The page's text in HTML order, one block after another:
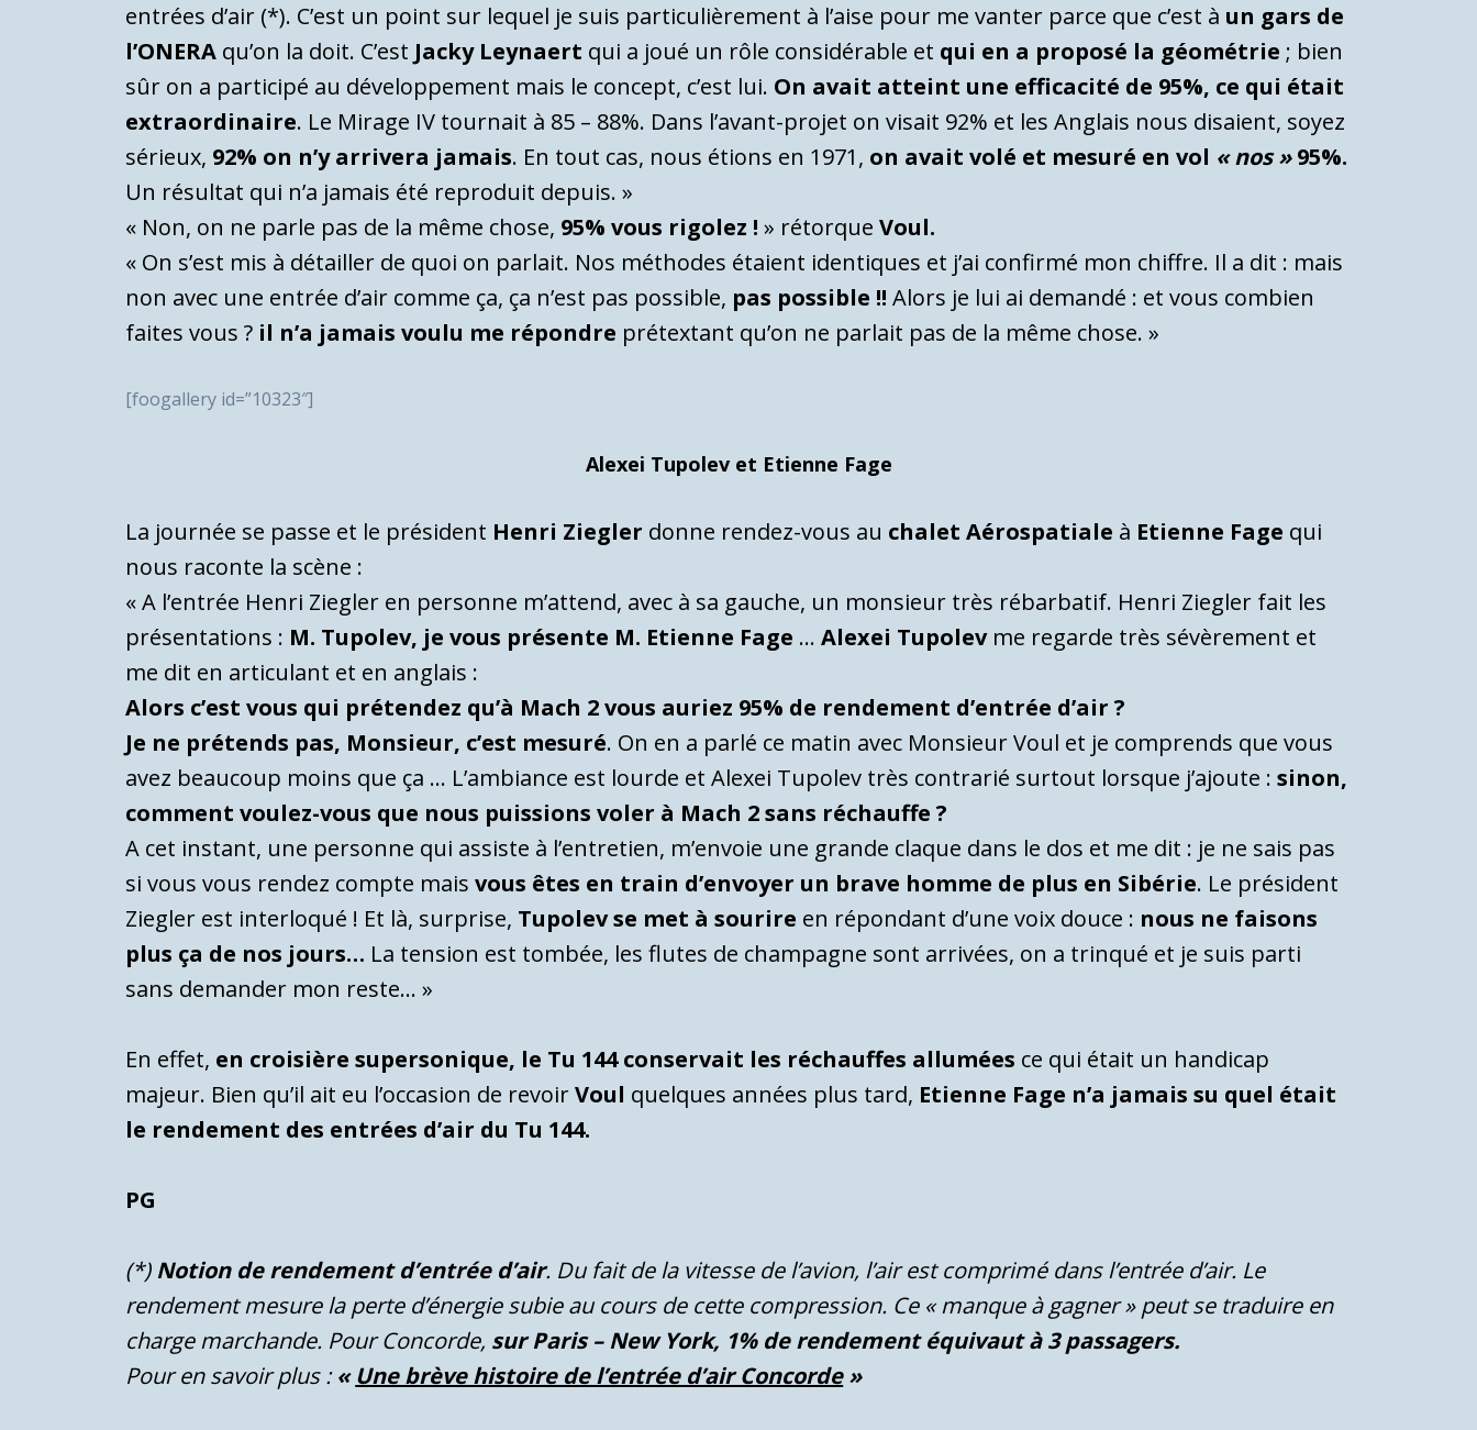
entrées d’air (*). C’est un point sur lequel je suis particulièrement à l’aise pour me vanter parce que c’est à un gars de
l’ONERA qu’on la doit. C’est Jacky Leynaert qui a joué un rôle considérable et qui en a proposé la géométrie ; bien
sûr on a participé au développement mais le concept, c’est lui. On avait atteint une efficacité de 95%, ce qui était
extraordinaire. Le Mirage IV tournait à 85 – 88%. Dans l’avant-projet on visait 92% et les Anglais nous disaient, soyez
sérieux, 92% on n’y arrivera jamais. En tout cas, nous étions en 1971, on avait volé et mesuré en vol « nos »95%.
Un résultat qui n’a jamais été reproduit depuis. »
« Non, on ne parle pas de la même chose, 95% vous rigolez ! » rétorqueVoul.
« On s’est mis à détailler de quoi on parlait. Nos méthodes étaient identiques et j’ai confirmé mon chiffre. Il a dit : mais
non avec une entrée d’air comme ça, ça n’est pas possible, pas possible !! Alors je lui ai demandé : et vous combien
faites vous ? il n’a jamais voulu me répondre prétextant qu’on ne parlait pas de la même chose. »
[foogallery id=”10323″]
Alexei Tupolev et Etienne Fage
La journée se passe et le président Henri Ziegler donne rendez-vous au chalet Aérospatiale à Etienne Fage qui
nous raconte la scène :
« A l’entrée Henri Ziegler en personne m’attend, avec à sa gauche, un monsieur très rébarbatif. Henri Ziegler fait les
présentations : M. Tupolev, je vous présente M. Etienne Fage …Alexei Tupolevme regarde très sévèrement et
me dit en articulant et en anglais :
Alors c’est vous qui prétendez qu’à Mach 2 vous auriez 95% de rendement d’entrée d’air ?
Je ne prétends pas, Monsieur, c’est mesuré. On en a parlé ce matin avec Monsieur Voul et je comprends que vous
avez beaucoup moins que ça … L’ambiance est lourde et Alexei Tupolev très contrarié surtout lorsque j’ajoute :sinon,
comment voulez-vous que nous puissions voler à Mach 2 sans réchauffe ?
A cet instant, une personne qui assiste à l’entretien, m’envoie une grande claque dans le dos et me dit : je ne sais pas
si vous vous rendez compte maisvous êtes en train d’envoyer un brave homme de plus en Sibérie. Le président
Ziegler est interloqué ! Et là, surprise, Tupolev se met à sourire en répondant d’une voix douce : nous ne faisons
plus ça de nos jours… La tension est tombée, les flutes de champagne sont arrivées, on a trinqué et je suis parti
sans demander mon reste… »
En effet, en croisière supersonique, le Tu 144 conservait les réchauffes allumées ce qui était un handicap
majeur. Bien qu’il ait eu l’occasion de revoirVoul quelques années plus tard, Etienne Fage n’a jamais su quel était
le rendement des entrées d’air du Tu 144.
PG
(*) Notion de rendement d’entrée d’air. Du fait de la vitesse de l’avion, l’air est comprimé dans l’entrée d’air. Le
rendement mesure la perte d’énergie subie au cours de cette compression. Ce « manque à gagner » peut se traduire en
charge marchande. Pour Concorde, sur Paris – New York, 1% de rendement équivaut à 3 passagers.
Pour en savoir plus :«Une brève histoire de l’entrée d’air Concorde»